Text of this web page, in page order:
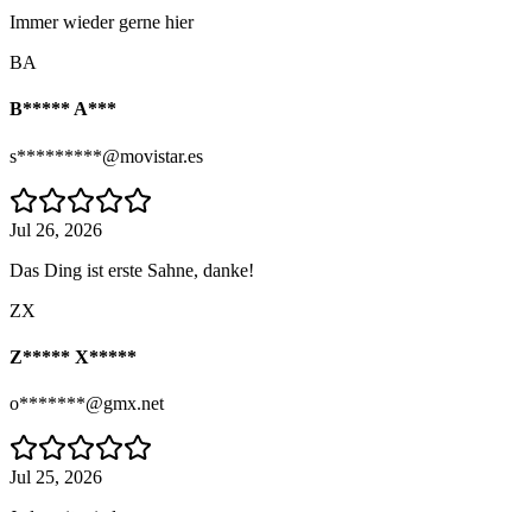
Immer wieder gerne hier
BA
B***** A***
s*********@movistar.es
Jul 26, 2026
Das Ding ist erste Sahne, danke!
ZX
Z***** X*****
o*******@gmx.net
Jul 25, 2026